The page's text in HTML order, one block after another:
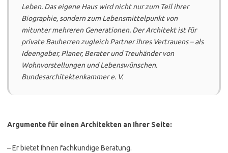
Leben. Das eigene Haus wird nicht nur zum Teil ihrer
Biographie, sondern zum Lebensmittelpunkt von
mitunter mehreren Generationen. Der Architekt ist für
private Bauherren zugleich Partner ihres Vertrauens – als
Ideengeber, Planer, Berater und Treuhänder von
Wohnvorstellungen und Lebenswünschen.
Bundesarchitektenkammer e. V.
Argumente für einen Architekten an Ihrer Seite:
– Er bietet Ihnen fachkundige Beratung.